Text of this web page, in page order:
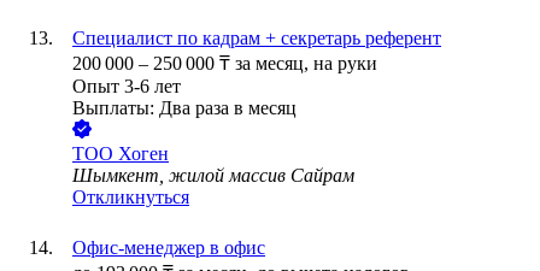
Специалист по кадрам + секретарь референт
200 000 – 250 000 ₸ за месяц, на руки
Опыт 3-6 лет
Выплаты: Два раза в месяц
ТОО Хоген
Шымкент, жилой массив Сайрам
Откликнуться
Офис-менеджер в офис